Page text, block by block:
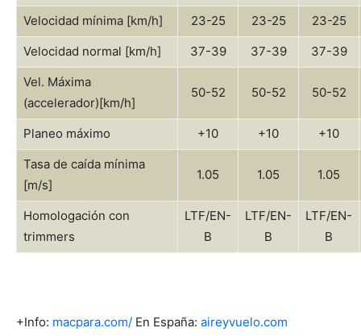
Velocidad mínima [km/h] 23-25 23-25
23-25
Velocidad normal [km/h]
37-39 37-39
37-39
Vel. Máxima
(accelerador)[km/h]
50-52 50-52 50-52
Planeo máximo +10 +10
+10
Tasa de caída mínima
[m/s]
1.05 1.05 1.05
Homologación con
trimmers
LTF/EN-
B
LTF/EN-
B
LTF/EN-
B
+Info: macpara.com/ En España: aireyvuelo.com